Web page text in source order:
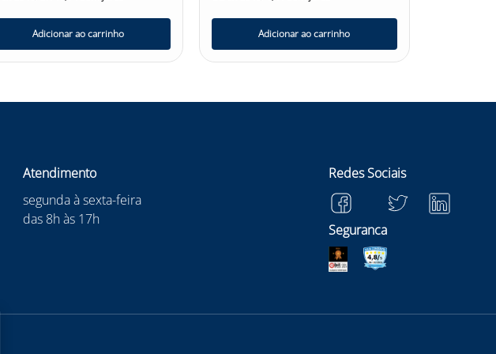
Adicionar ao carrinho Adicionar ao carrinho
Atendimento
segunda à sexta-feira
das 8h às 17h
Redes Sociais
Seguranca